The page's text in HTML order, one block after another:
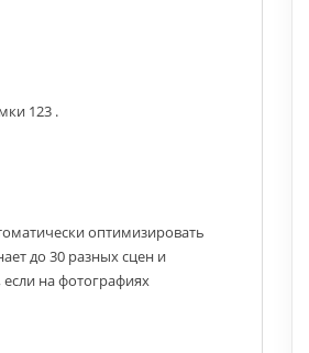
123 .
оптимизировать
до 30 разных сцен и
на фотографиях